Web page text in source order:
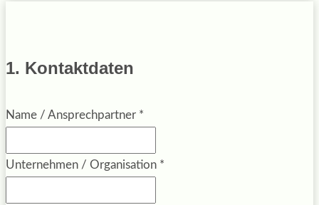
1. Kontaktdaten
Name / Ansprechpartner *
Unternehmen / Organisation *